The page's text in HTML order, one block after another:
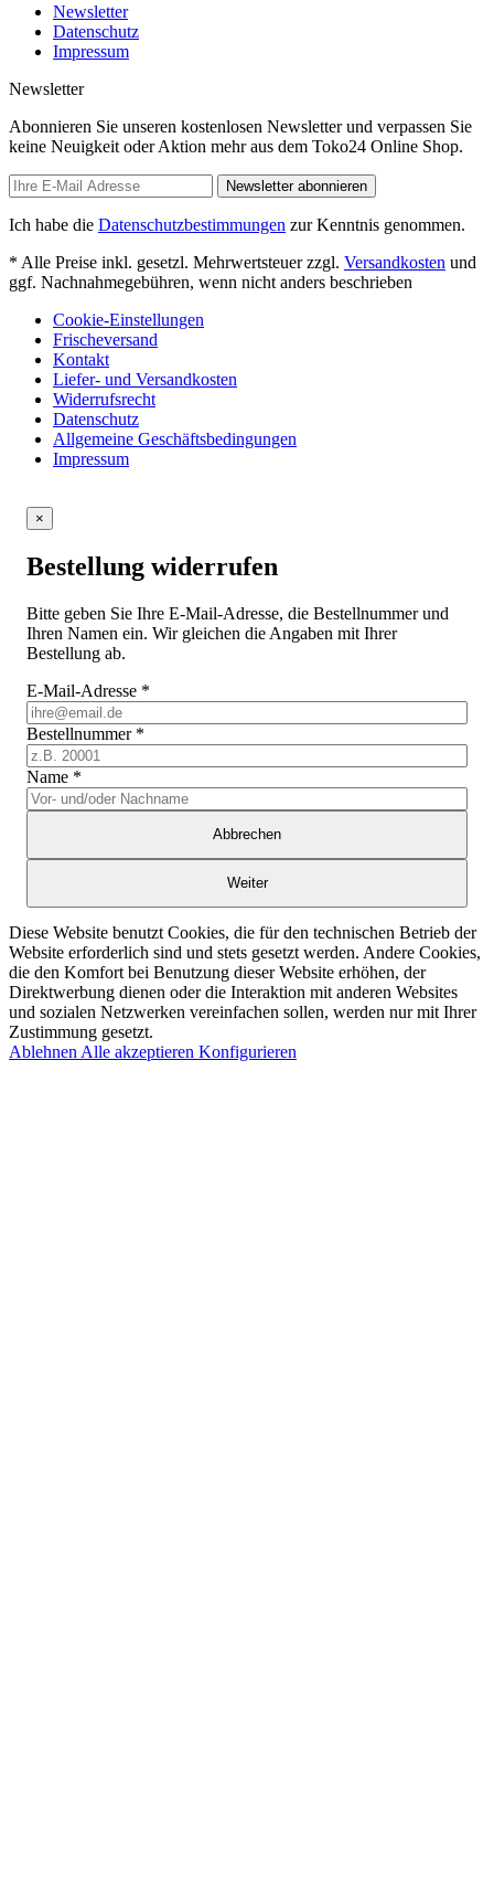
Newsletter
Datenschutz
Impressum
Newsletter
Abonnieren Sie unseren kostenlosen Newsletter und verpassen Sie
keine Neuigkeit oder Aktion mehr aus dem Toko24 Online Shop.
Newsletter abonnieren
Ich habe die Datenschutzbestimmungen zur Kenntnis genommen.
* Alle Preise inkl. gesetzl. Mehrwertsteuer zzgl. Versandkosten und
ggf. Nachnahmegebühren, wenn nicht anders beschrieben
Cookie-Einstellungen
Frischeversand
Kontakt
Liefer- und Versandkosten
Widerrufsrecht
Datenschutz
Allgemeine Geschäftsbedingungen
Impressum
×
Bestellung widerrufen
Bitte geben Sie Ihre E-Mail-Adresse, die Bestellnummer und
Ihren Namen ein. Wir gleichen die Angaben mit Ihrer
Bestellung ab.
E-Mail-Adresse *
Bestellnummer *
Name *
Abbrechen
Weiter
Diese Website benutzt Cookies, die für den technischen Betrieb der
Website erforderlich sind und stets gesetzt werden. Andere Cookies,
die den Komfort bei Benutzung dieser Website erhöhen, der
Direktwerbung dienen oder die Interaktion mit anderen Websites
und sozialen Netzwerken vereinfachen sollen, werden nur mit Ihrer
Zustimmung gesetzt.
Ablehnen Alle akzeptieren Konfigurieren